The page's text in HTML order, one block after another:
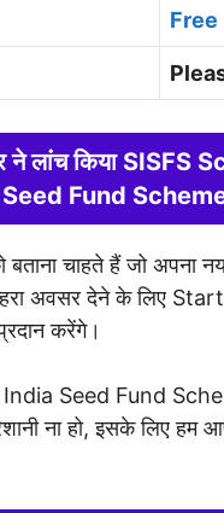
Free
ने लांच किया SISFS
Fund
चाहते हैं जो अपना
अवसर देने के लिए
करेंगे।
India Seed Fund
ना हो, इसके लिए हम